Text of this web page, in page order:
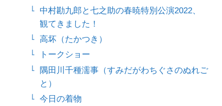
中村勘九郎と七之助の春暁特別公演2022、
観てきました！
高坏（たかつき）
トークショー
隅田川千種濡事（すみだがわちぐさのぬれご
と）
今日の着物